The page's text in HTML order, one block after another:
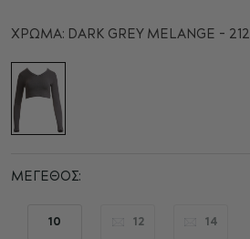
συλλογής
ΧΡΏΜΑ: DARK GREY MELANGE - 212
ΜΈΓΕΘΟΣ
10 12 14